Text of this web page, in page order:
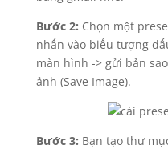
Bước 2: Chọn một
nhấn vào biểu tượng
màn hình -> gửi bản
ảnh (Save Image).
Bước 3: Bạn tạo thư